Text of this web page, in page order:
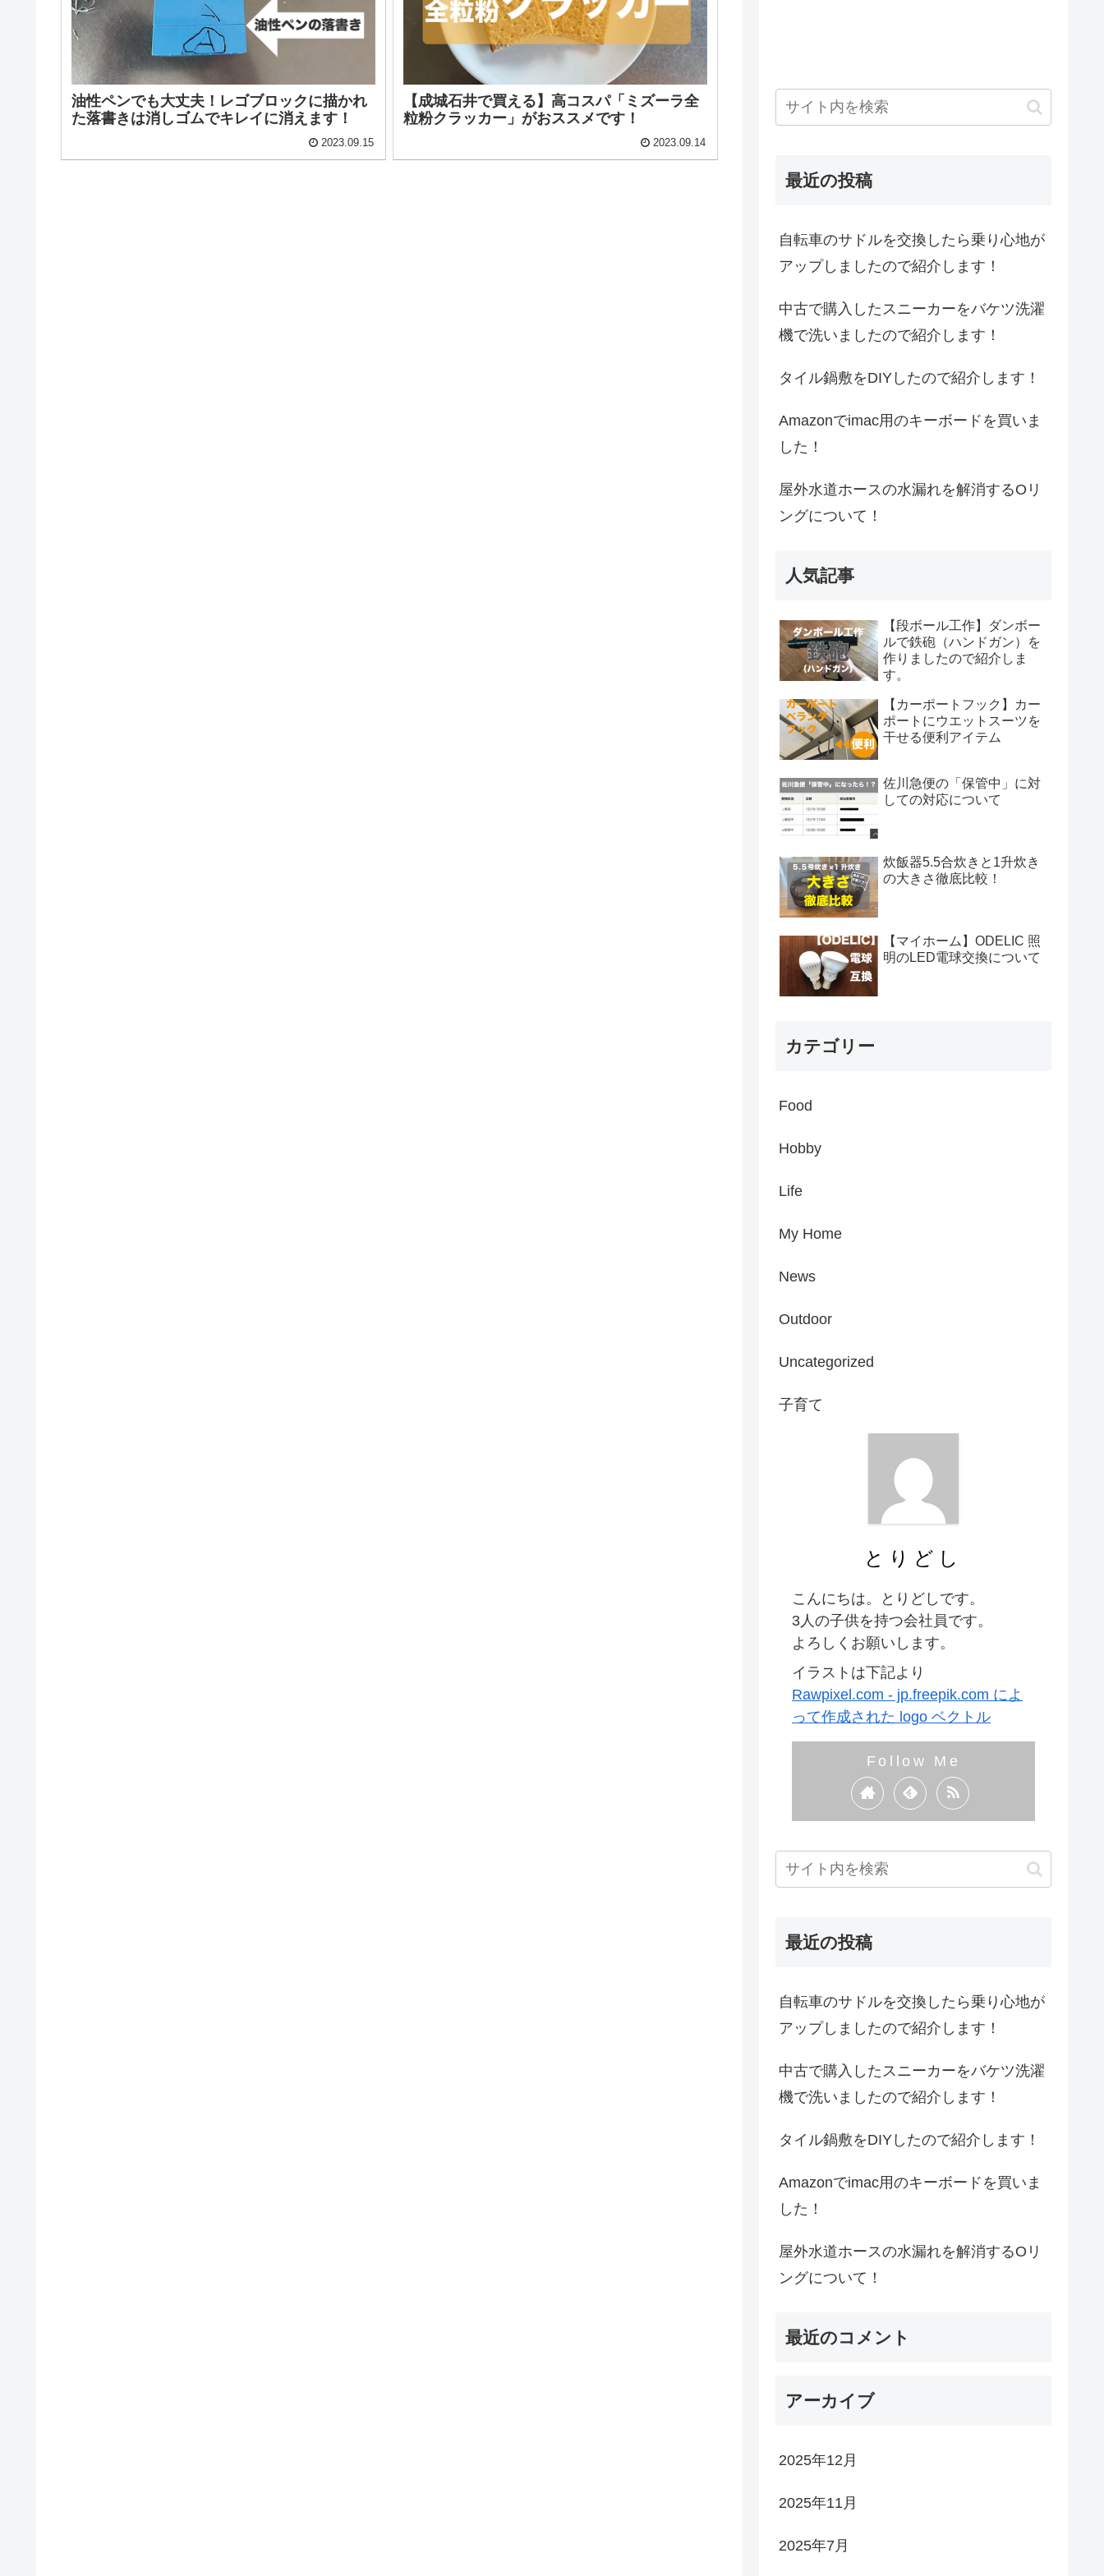
油性ペンでも大丈夫！レゴブロックに描かれ
た落書きは消しゴムでキレイに消えます！
2023.09.15
【成城石井で買える】高コスパ「ミズーラ全
粒粉クラッカー」がおススメです！
2023.09.14
最近の投稿
自転車のサドルを交換したら乗り心地が
アップしましたので紹介します！
中古で購入したスニーカーをバケツ洗濯
機で洗いましたので紹介します！
タイル鍋敷をDIYしたので紹介します！
Amazonでimac用のキーボードを買いま
した！
屋外水道ホースの水漏れを解消するOリ
ングについて！
人気記事
【段ボール工作】ダンボー
ルで鉄砲（ハンドガン）を
作りましたので紹介しま
す。
【カーポートフック】カー
ポートにウエットスーツを
干せる便利アイテム
佐川急便の「保管中」に対
しての対応について
炊飯器5.5合炊きと1升炊き
の大きさ徹底比較！
【マイホーム】ODELIC 照
明のLED電球交換について
カテゴリー
Food
Hobby
Life
My Home
News
Outdoor
Uncategorized
子育て
とりどし
こんにちは。とりどしです。
3人の子供を持つ会社員です。
よろしくお願いします。
イラストは下記より
Rawpixel.com - jp.freepik.com によ
って作成された logo ベクトル
最近の投稿
自転車のサドルを交換したら乗り心地が
アップしましたので紹介します！
中古で購入したスニーカーをバケツ洗濯
機で洗いましたので紹介します！
タイル鍋敷をDIYしたので紹介します！
Amazonでimac用のキーボードを買いま
した！
屋外水道ホースの水漏れを解消するOリ
ングについて！
最近のコメント
アーカイブ
2025年12月
2025年11月
2025年7月